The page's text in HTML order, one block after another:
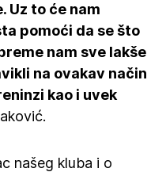
Uz to će nam
pomoći da se što
nam sve lakše
na ovakav način
kao i uvek
našeg kluba i o